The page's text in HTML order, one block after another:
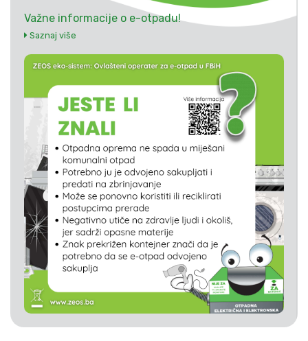
Važne informacije o e-otpadu!
Saznaj više